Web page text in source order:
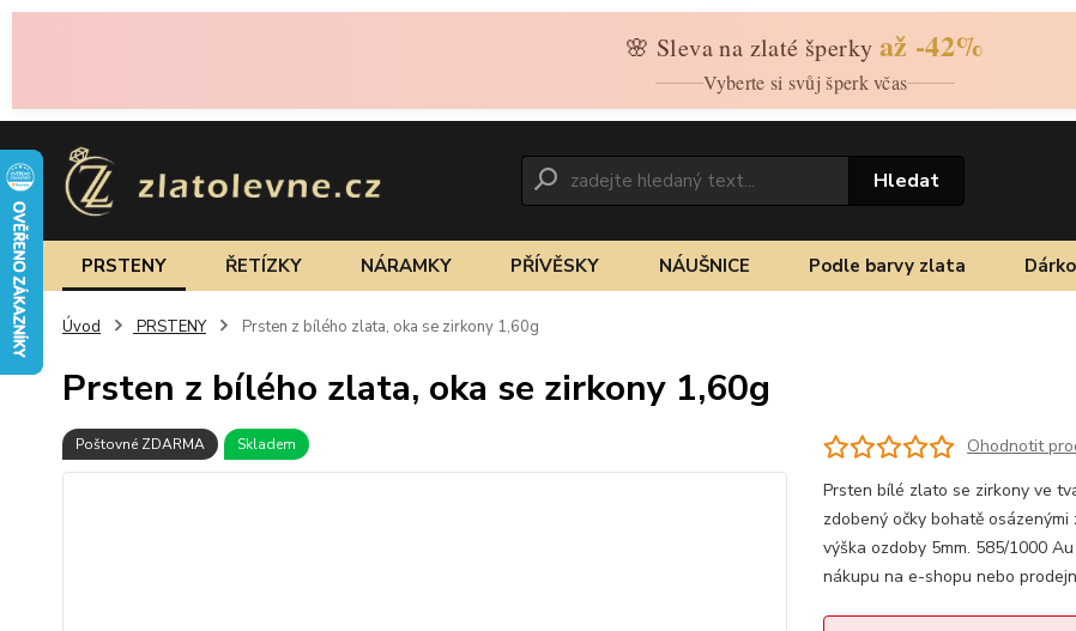
🌸 Sleva na zlaté šperky až -42%
Vyberte si svůj šperk včas
Hledat
PRSTENY ŘETÍZKY NÁRAMKY PŘÍVĚSKY NÁUŠNICE Podle barvy zlata
Úvod PRSTENY Prsten z bílého zlata, oka se zirkony 1,60g
Prsten z bílého zlata, oka se zirkony 1,60g
Poštovné ZDARMA Skladem
Ohodnotit
Prsten bílé zlato se zirkony ve
zdobený očky bohatě
výška ozdoby 5mm. 585/1000
nákupu na e-shopu nebo